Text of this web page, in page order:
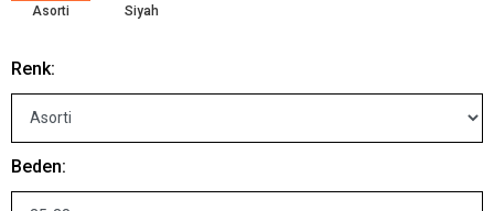
Asorti Siyah
Renk:
Beden: